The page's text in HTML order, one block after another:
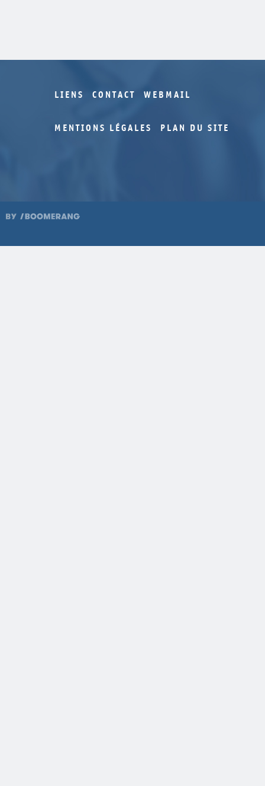
LIENS CONTACT WEBMAIL
MENTIONS LÉGALES PLAN DU SITE